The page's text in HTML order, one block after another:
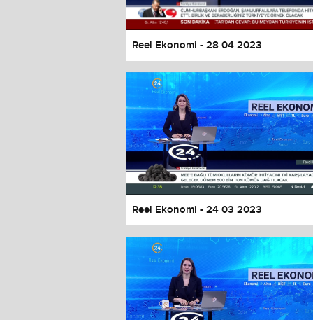
Reel Ekonomi - 28 04 2023
Reel Ekonomi - 24 03 2023